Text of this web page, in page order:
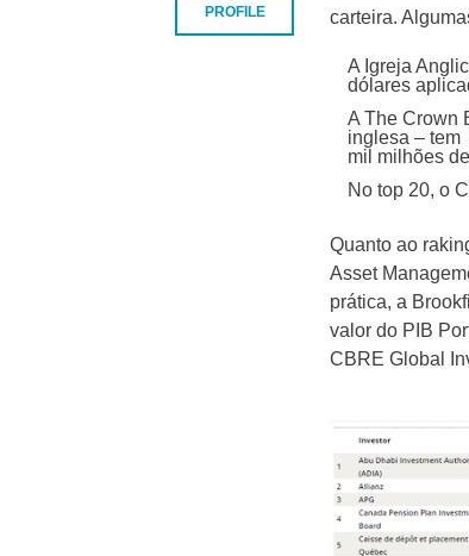
carteira.
A Igreja
dólares
A The Crown
inglesa – tem
mil milhões
No top 20, o
Quanto ao
Asset
prática, a
valor do PIB
CBRE Global
PROFILE